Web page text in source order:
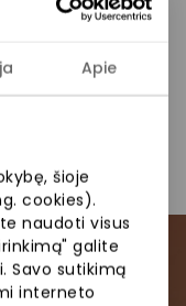
Apie
šioje
cookies).
naudoti visus
galite
Savo sutikimą
interneto
mūsų